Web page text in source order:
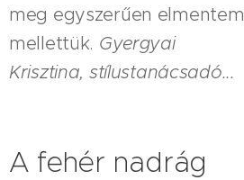
meg egyszerűen elmentem
mellettük. Gyergyai
Krisztina, stílustanácsadó...
A fehér nadrág